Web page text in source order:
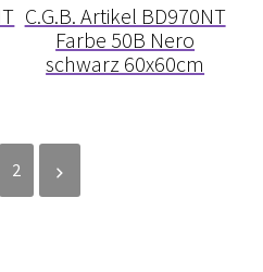
C.G.B. Artikel BD970NT
Farbe 50B Nero
schwarz 60x60cm
2